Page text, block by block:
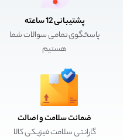
پشتیبانی 12 ساعته
پاسخگوی تمامی سوالات شما
هستیم
ضمانت سلامت و اصالت
گارانتی سلامت فیزیکی کالا